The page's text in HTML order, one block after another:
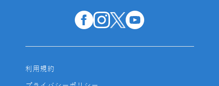
利用規約